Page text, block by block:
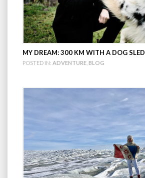
MY DREAM: 300 KM WITH A DOG SLED
POSTED IN: ADVENTURE BLOG